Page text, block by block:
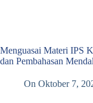
Menguasai Materi IPS
dan Pembahasan
On Oktober 7,